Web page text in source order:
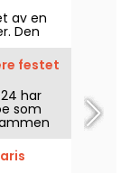
av en
Den
utsikten
festet
har
som
på